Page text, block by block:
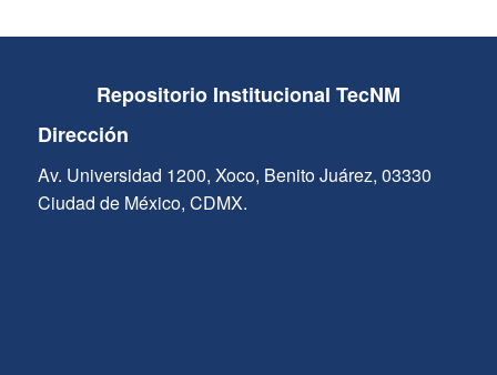
Repositorio Institucional TecNM
Dirección
Av. Universidad 1200, Xoco, Benito Juárez, 03330
Ciudad de México, CDMX.